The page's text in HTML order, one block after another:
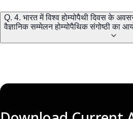
Q. 4. भारत में विश्व होम्योपैथी दिवस के
वैज्ञानिक सम्मेलन होम्योपैथिक संगोष्ठी का